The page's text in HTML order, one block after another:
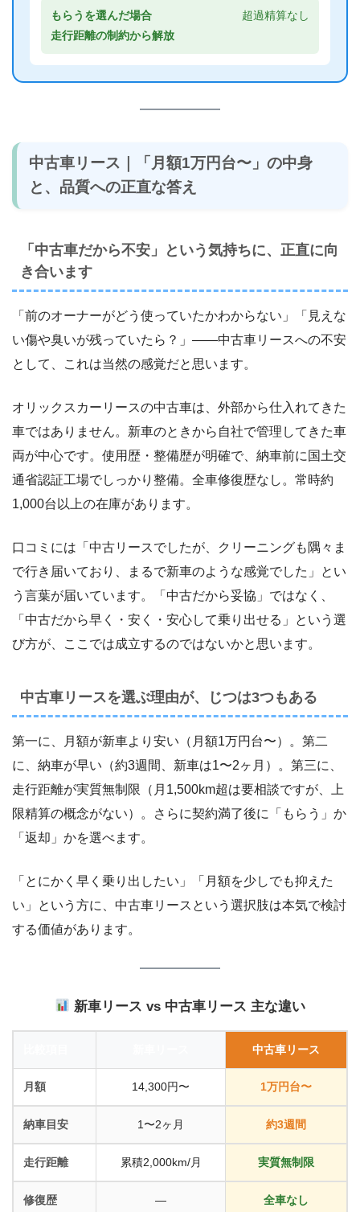
もらうを選んだ場合
超過精算なし
走行距離の制約から解放
中古車リース｜「月額1万円台〜」の中身
と、品質への正直な答え
「中古車だから不安」という気持ちに、正直に向
き合います
「前のオーナーがどう使っていたかわからない」「見えな
い傷や臭いが残っていたら？」――中古車リースへの不安
として、これは当然の感覚だと思います。
オリックスカーリースの中古車は、外部から仕入れてきた
車ではありません。新車のときから自社で管理してきた車
両が中心です。使用歴・整備歴が明確で、納車前に国土交
通省認証工場でしっかり整備。全車修復歴なし。常時約
1,000台以上の在庫があります。
口コミには「中古リースでしたが、クリーニングも隅々ま
で行き届いており、まるで新車のような感覚でした」とい
う言葉が届いています。「中古だから妥協」ではなく、
「中古だから早く・安く・安心して乗り出せる」という選
び方が、ここでは成立するのではないかと思います。
中古車リースを選ぶ理由が、じつは3つもある
第一に、月額が新車より安い（月額1万円台〜）。第二
に、納車が早い（約3週間、新車は1〜2ヶ月）。第三に、
走行距離が実質無制限（月1,500km超は要相談ですが、上
限精算の概念がない）。さらに契約満了後に「もらう」か
「返却」かを選べます。
「とにかく早く乗り出したい」「月額を少しでも抑えた
い」という方に、中古車リースという選択肢は本気で検討
する価値があります。
新車リース vs 中古車リース 主な違い
中古車リース
月額 14,300円〜 1万円台〜
納車目安 1〜2ヶ月 約3週間
走行距離 累積2,000km/月 実質無制限
修復歴 — 全車なし